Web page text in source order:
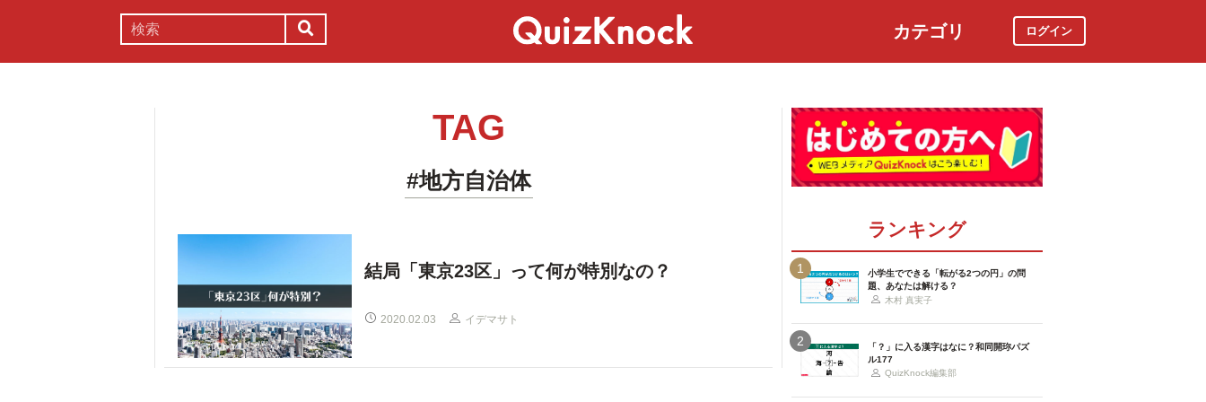
カテゴリ ログイン
TAG
#地方自治体
結局「東京23区」って何が特別なの？
2020.02.03 イデマサト
ランキング
1
小学生でできる「転がる2つの円」の問
題、あなたは解ける？
木村 真実子
2
「？」に入る漢字はなに？和同開珎パズ
ル177
QuizKnock編集部